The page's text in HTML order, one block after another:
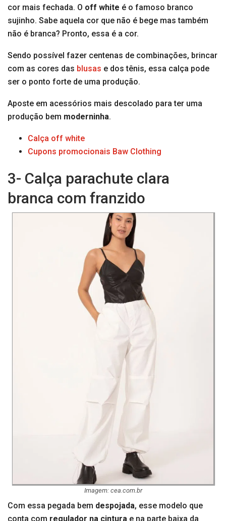
cor mais fechada. O off white é o famoso branco
sujinho. Sabe aquela cor que não é bege mas também
não é branca? Pronto, essa é a cor.
Sendo possível fazer centenas de combinações, brincar
com as cores das blusas e dos tênis, essa calça pode
ser o ponto forte de uma produção.
Aposte em acessórios mais descolado para ter uma
produção bem moderninha.
Calça off white
Cupons promocionais Baw Clothing
3- Calça parachute clara
branca com franzido
Imagem: cea.com.br
Com essa pegada bem despojada, esse modelo que
conta com regulador na cintura e na parte baixa da